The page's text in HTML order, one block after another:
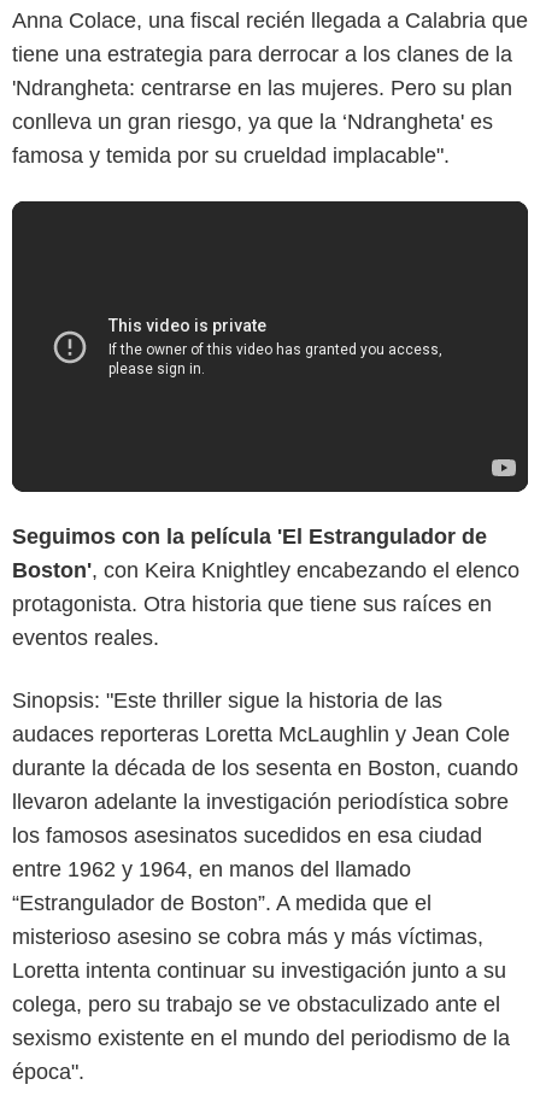
Anna Colace, una fiscal recién llegada a Calabria que
tiene una estrategia para derrocar a los clanes de la
'Ndrangheta: centrarse en las mujeres. Pero su plan
conlleva un gran riesgo, ya que la ‘Ndrangheta' es
famosa y temida por su crueldad implacable".
Seguimos con la película 'El Estrangulador de
Boston', con Keira Knightley encabezando el elenco
protagonista. Otra historia que tiene sus raíces en
eventos reales.
Sinopsis: "Este thriller sigue la historia de las
audaces reporteras Loretta McLaughlin y Jean Cole
durante la década de los sesenta en Boston, cuando
llevaron adelante la investigación periodística sobre
los famosos asesinatos sucedidos en esa ciudad
entre 1962 y 1964, en manos del llamado
“Estrangulador de Boston”. A medida que el
misterioso asesino se cobra más y más víctimas,
Loretta intenta continuar su investigación junto a su
colega, pero su trabajo se ve obstaculizado ante el
sexismo existente en el mundo del periodismo de la
época".